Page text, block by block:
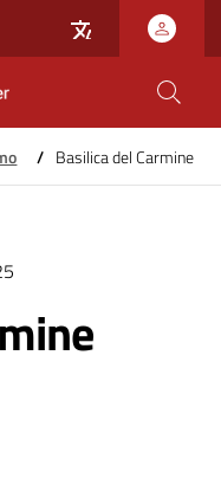
/ Basilica del Carmine